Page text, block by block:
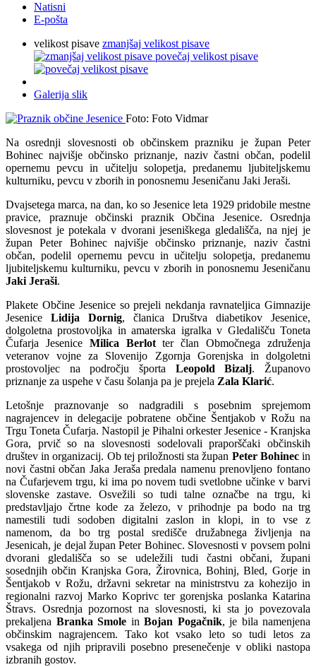
Natisni
E-pošta
velikost pisave zmanjšaj velikost pisave
povečaj velikost pisave
Galerija slik
Foto: Foto Vidmar
Na osrednji slovesnosti ob občinskem prazniku je župan Peter
Bohinec najvišje občinsko priznanje, naziv častni občan, podelil
opernemu pevcu in učitelju solopetja, predanemu ljubiteljskemu
kulturniku, pevcu v zborih in ponosnemu Jeseničanu Jaki Jeraši.
Dvajsetega marca, na dan, ko so Jesenice leta 1929 pridobile mestne
pravice, praznuje občinski praznik Občina Jesenice. Osrednja
slovesnost je potekala v dvorani jeseniškega gledališča, na njej je
župan Peter Bohinec najvišje občinsko priznanje, naziv častni
občan, podelil opernemu pevcu in učitelju solopetja, predanemu
ljubiteljskemu kulturniku, pevcu v zborih in ponosnemu Jeseničanu
Jaki Jeraši.
Plakete Občine Jesenice so prejeli nekdanja ravnateljica Gimnazije
Jesenice Lidija Dornig, članica Društva diabetikov Jesenice,
dolgoletna prostovoljka in amaterska igralka v Gledališču Toneta
Čufarja Jesenice Milica Berlotter član Območnega združenja
veteranov vojne za Slovenijo Zgornja Gorenjska in dolgoletni
prostovoljec na področju športa Leopold Bizalj. Županovo
priznanje za uspehe v času šolanja pa je prejela Zala Klarić.
Letošnje praznovanje so nadgradili s posebnim sprejemom
nagrajencev in delegacije pobratene občine Šentjakob v Rožu na
Trgu Toneta Čufarja. Nastopil je Pihalni orkester Jesenice - Kranjska
Gora, prvič so na slovesnosti sodelovali praporščaki občinskih
društev in organizacij. Ob tej priložnosti sta župan Peter Bohinecin
novi častni občan Jaka Jeraša predala namenu prenovljeno fontano
na Čufarjevem trgu, ki ima po novem tudi svetlobne učinke v barvi
slovenske zastave. Osvežili so tudi talne označbe na trgu, ki
predstavljajo črtne kode za železo, v prihodnje pa bodo na trg
namestili tudi sodoben digitalni zaslon in klopi, in to vse z
namenom, da bo trg postal središče družabnega življenja na
Jesenicah, je dejal župan Peter Bohinec. Slovesnosti v povsem polni
dvorani gledališča so se udeležili tudi častni občani, župani
sosednjih občin Kranjska Gora, Žirovnica, Bohinj, Bled, Gorje in
Šentjakob v Rožu, državni sekretar na ministrstvu za kohezijo in
regionalni razvoj Marko Koprivc ter gorenjska poslanka Katarina
Štravs. Osrednja pozornost na slovesnosti, ki sta jo povezovala
prekaljena Branka Smole in Bojan Pogačnik, je bila namenjena
občinskim nagrajencem. Tako kot vsako leto so tudi letos za
vsakega od njih pripravili posebno presenečenje v obliki nastopa
izbranih gostov.